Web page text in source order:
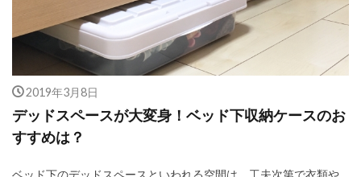
2019年3月8日
デッドスペースが大変身！ベッド下収納ケースのお
すすめは？